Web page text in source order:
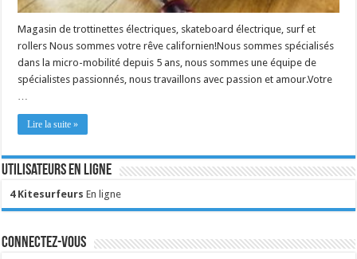
Magasin de trottinettes électriques, skateboard électrique, surf et
rollers Nous sommes votre rêve californien!Nous sommes spécialisés
dans la micro-mobilité depuis 5 ans, nous sommes une équipe de
spécialistes passionnés, nous travaillons avec passion et amour.Votre
Lire la suite »
Utilisateurs en ligne
4 Kitesurfeurs En ligne
Connectez-vous